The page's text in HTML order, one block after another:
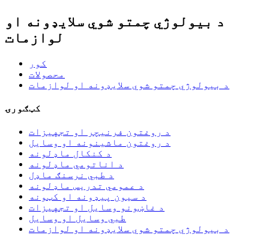
د بیولوژي چمتو شوي سلایډونه او
لوازمات
کور
محصولات
د بیولوژي چمتو شوي سلایډونه او لوازمات
کټګورۍ
د روغتون فرنیچر او تجهیزات
د روغتون ماشینونه او وسایل
د کنکال ماډلونه
د اناتومي ماډلونه
د طبي نرسنګ ماډل
د عمومي تدریس ماډلونه
د سیون پیډونه او کټونه
د غاښونو وسایل او تجهیزات
طبي وسایل او وسایل
د بیولوژي چمتو شوي سلایډونه او لوازمات